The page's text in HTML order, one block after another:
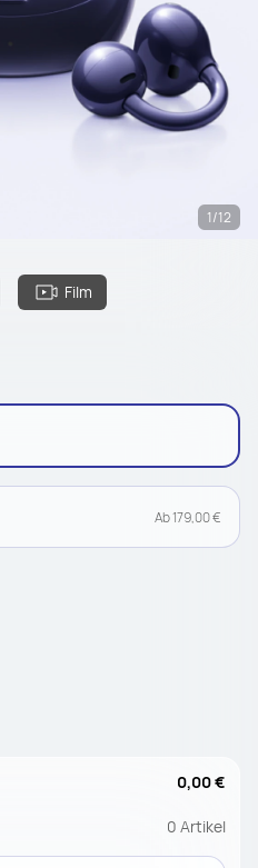
Film
1/12
Ab 179,00 €
0,00 €
0 Artikel